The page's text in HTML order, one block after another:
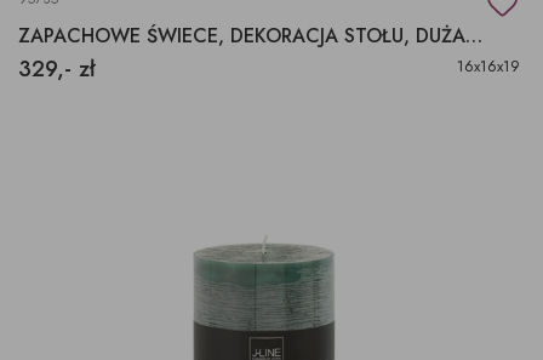
ZAPACHOWE ŚWIECE, DEKORACJA STOŁU, DUŻA PACHNĄCA ŚWIECA.
329,- zł 16x16x19